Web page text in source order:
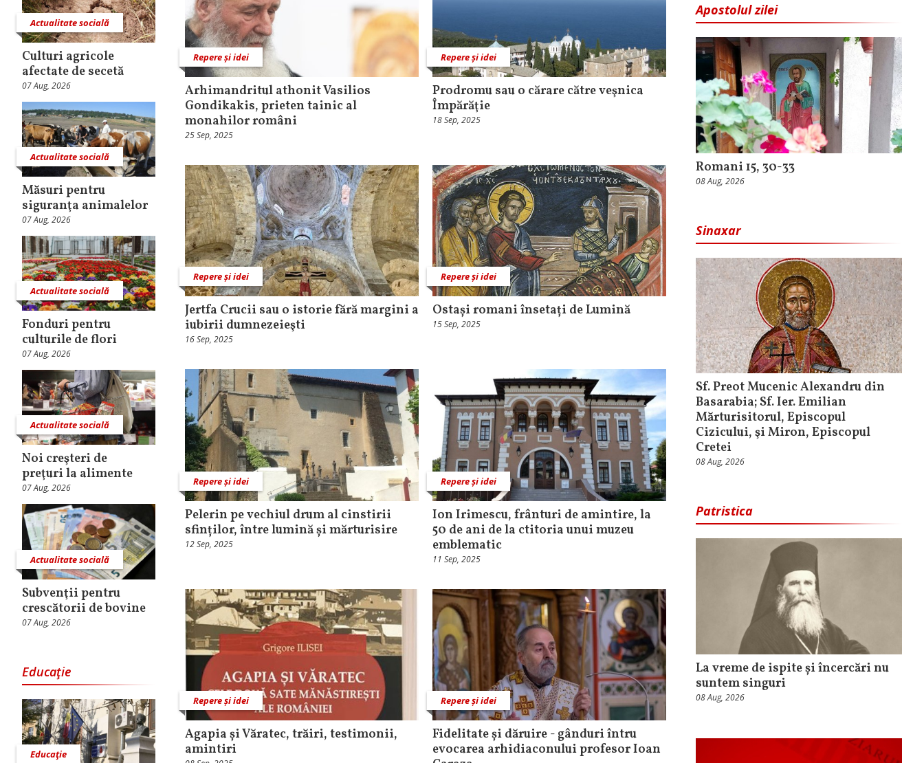
Actualitate socială
Culturi agricole
afectate de secetă
07 Aug, 2026
Actualitate socială
Măsuri pentru
siguranţa animalelor
07 Aug, 2026
Actualitate socială
Fonduri pentru
culturile de flori
07 Aug, 2026
Actualitate socială
Noi creşteri de
preţuri la alimente
07 Aug, 2026
Actualitate socială
Subvenţii pentru
crescătorii de bovine
07 Aug, 2026
Educaţie
Educaţie
Repere și idei
Arhimandritul athonit Vasilios
Gondikakis, prieten tainic al
monahilor români
25 Sep, 2025
Repere și idei
Prodromu sau o cărare către veşnica
Împărăţie
18 Sep, 2025
Repere și idei
Jertfa Crucii sau o istorie fără margini a
iubirii dumnezeieşti
16 Sep, 2025
Repere și idei
Ostași romani însetați de Lumină
15 Sep, 2025
Repere și idei
Pelerin pe vechiul drum al cinstirii
sfinților, între lumină și mărturisire
12 Sep, 2025
Repere și idei
Ion Irimescu, frânturi de amintire, la
50 de ani de la ctitoria unui muzeu
emblematic
11 Sep, 2025
Repere și idei
Agapia și Văratec, trăiri, testimonii,
amintiri
Repere și idei
Fidelitate și dăruire - gânduri întru
evocarea arhidiaconului profesor Ioan
Apostolul zilei
Romani 15, 30-33
08 Aug, 2026
Sinaxar
Sf. Preot Mucenic Alexandru din
Basarabia; Sf. Ier. Emilian
Mărturisitorul, Episcopul
Cizicului, şi Miron, Episcopul
Cretei
08 Aug, 2026
Patristica
La vreme de ispite și încercări nu
suntem singuri
08 Aug, 2026